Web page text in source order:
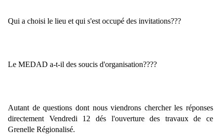
Qui a choisi le lieu et qui s'est occupé des invitations???
Le MEDAD a-t-il des soucis d'organisation????
Autant de questions dont nous viendrons chercher les réponses
directement Vendredi 12 dés l'ouverture des travaux de ce
Grenelle Régionalisé.